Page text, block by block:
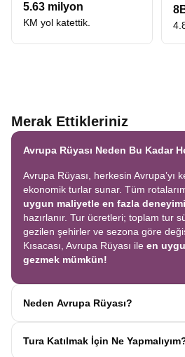
5.63 milyon
KM yol katettik.
Merak Ettikleriniz
Avrupa Rüyası Neden Bu Kadar
Avrupa Rüyası, herkesin Avrupa’yı
ekonomik turlar sunar. Tüm
uygun maliyetle en fazla deneyimi
hazırlanır. Tur ücretleri; toplam tur
gezilen şehirler ve sezona göre
Kısacası, Avrupa Rüyası ile en
gezmek mümkün!
Neden Avrupa Rüyası?
ülkeyikeşfedin! Ekstra tur ücreti
Tura Katılmak İçin Ne